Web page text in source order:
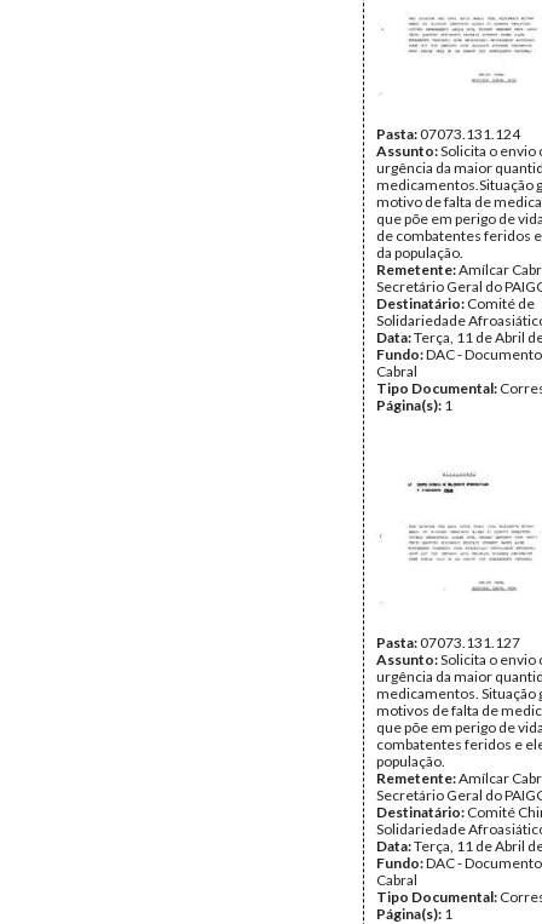
Pasta:07073.131.124
Assunto:Solicita o envio
urgência da maior
medicamentos.Situação
motivo de falta de
que põe em perigo de
de combatentes feridos
da população.
Remetente:Amílcar
Secretário Geral do
Destinatário: Comité de
Solidariedade
Data:Terça, 11 de Abril
Fundo:DAC -
Cabral
Tipo Documental:
Página(s): 1
Pasta:07073.131.127
Assunto:Solicita o envio
urgência da maior
medicamentos. Situação
motivos de falta de
que põe em perigo de
combatentes feridos e
população.
Remetente:Amílcar
Secretário Geral do
Destinatário: Comité
Solidariedade
Data:Terça, 11 de Abril
Fundo:DAC -
Cabral
Tipo Documental:
Página(s): 1